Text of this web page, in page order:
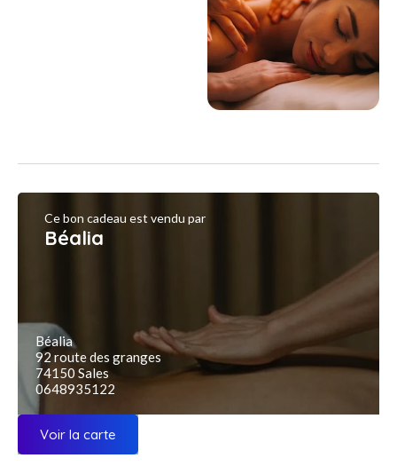
Ce bon cadeau est vendu par
Béalia
Béalia
92 route des granges
74150 Sales
0648935122
Voir la carte